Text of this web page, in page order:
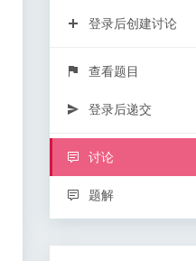
登录后创建讨论
查看题目
登录后递交
讨论
题解